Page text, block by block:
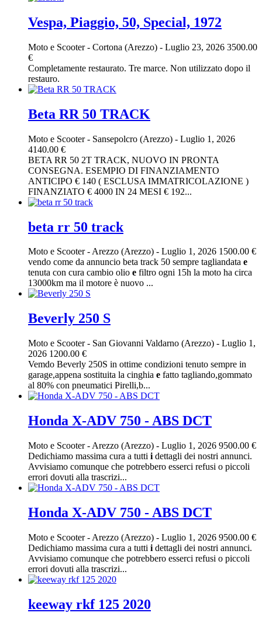
Vespa, Piaggio, 50, Special, 1972
Moto e Scooter- Cortona (Arezzo) - Luglio 23, 2026 3500.00
€
Completamente restaurato. Tre marce. Non utilizzato dopo il
restauro.
Beta RR 50 TRACK
Moto e Scooter- Sansepolcro (Arezzo) - Luglio 1, 2026
4140.00 €
BETA RR 50 2T TRACK, NUOVO IN PRONTA
CONSEGNA. ESEMPIO DI FINANZIAMENTO
ANTICIPO € 140 ( ESCLUSA IMMATRICOLAZIONE )
FINANZIATO € 4000 IN 24 MESI € 192...
beta rr 50 track
Moto e Scooter-Arezzo (Arezzo) - Luglio 1, 2026 1500.00 €
vendo come da annuncio beta track 50 sempre tagliandata e
tenuta con cura cambio olio e filtro ogni 15h la moto ha circa
13000km ma il motore è nuovo ...
Beverly 250 S
Moto e Scooter- San Giovanni Valdarno (Arezzo) - Luglio 1,
2026 1200.00 €
Vemdo Beverly 250S in ottime condizioni tenuto sempre in
garage,appena sostituita la cinghia e fatto tagliando,gommato
al 80% con pneumatici Pirelli,b...
Honda X-ADV 750 - ABS DCT
Moto e Scooter- Arezzo (Arezzo) - Luglio 1, 2026 9500.00 €
Dedichiamo massima cura a tutti i dettagli dei nostri annunci.
Avvisiamo comunque che potrebbero esserci refusi o piccoli
errori dovuti alla trascrizi...
Honda X-ADV 750 - ABS DCT
Moto e Scooter- Arezzo (Arezzo) - Luglio 1, 2026 9500.00 €
Dedichiamo massima cura a tutti i dettagli dei nostri annunci.
Avvisiamo comunque che potrebbero esserci refusi o piccoli
errori dovuti alla trascrizi...
keeway rkf 125 2020